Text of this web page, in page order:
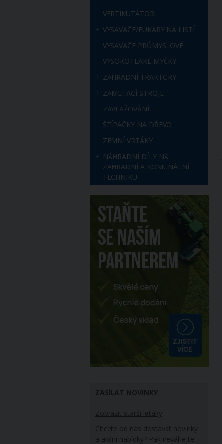
VERTIKUTÁTOR
VYSAVAČE/FUKARY NA LISTÍ
VYSAVAČE PRŮMYSLOVÉ
VYSOKOTLAKÉ MYČKY
ZAHRADNÍ TRAKTORY
ZAMETACÍ STROJE
ZAVLAŽOVÁNÍ
ŠTÍPAČKY NA DŘEVO
ZEMNÍ VRTÁKY
NÁHRADNÍ DÍLY NA
ZAHRADNÍ A KOMUNÁLNÍ
TECHNIKU
ZASÍLAT NOVINKY
Zobrazit starší letáky
Chcete od nás dostávat novinky
a akční nabídky? Pak neváhejte